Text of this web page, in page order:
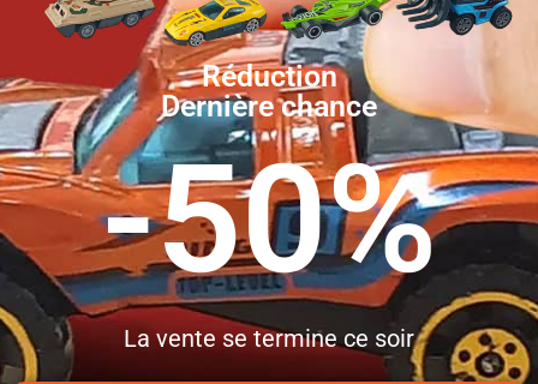
Réduction
Dernière chance
-50%
La vente se termine ce soir